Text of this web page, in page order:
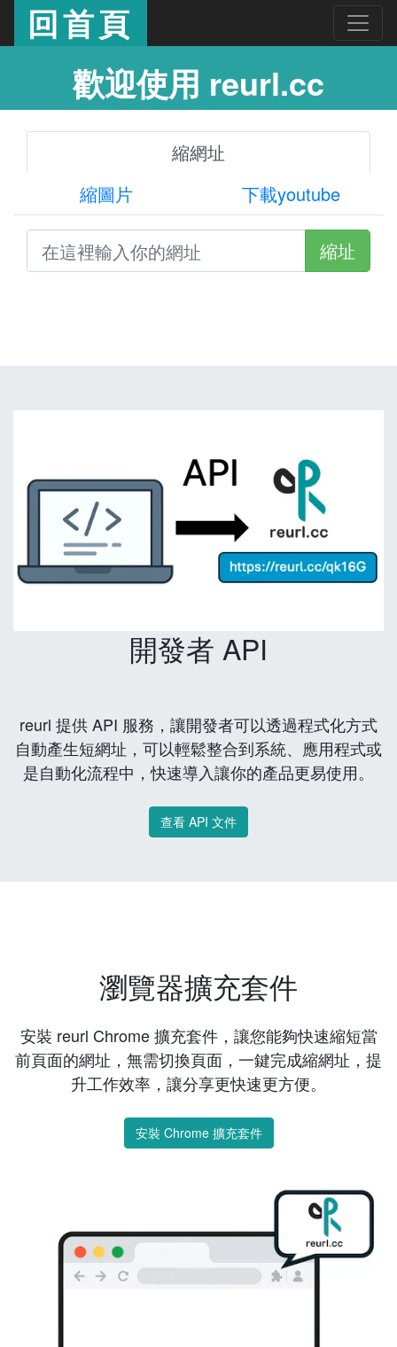
回首頁
歡迎使用 reurl.cc
縮網址
縮圖片
下載youtube
縮址
開發者 API
reurl 提供 API 服務，讓開發者可以透過程式化方式
自動產生短網址，可以輕鬆整合到系統、應用程式或
是自動化流程中，快速導入讓你的產品更易使用。
查看 API 文件
瀏覽器擴充套件
安裝 reurl Chrome 擴充套件，讓您能夠快速縮短當
前頁面的網址，無需切換頁面，一鍵完成縮網址，提
升工作效率，讓分享更快速更方便。
安裝 Chrome 擴充套件